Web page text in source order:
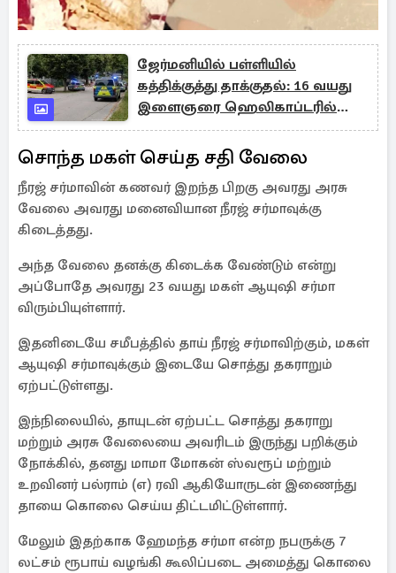
ஜேர்மனியில் பள்ளியில்
கத்திக்குத்து தாக்குதல்: 16 வயது
இளைஞரை ஹெலிகாப்டரில்
துரத்திப்பிடித்த பொலிஸார்
சொந்த மகள் செய்த சதி வேலை
நீரஜ் சர்மாவின் கணவர் இறந்த பிறகு அவரது அரசு
வேலை அவரது மனைவியான நீரஜ் சர்மாவுக்கு
கிடைத்தது.
அந்த வேலை தனக்கு கிடைக்க வேண்டும் என்று
அப்போதே அவரது 23 வயது மகள் ஆயுஷி சர்மா
விரும்பியுள்ளார்.
இதனிடையே சமீபத்தில் தாய் நீரஜ் சர்மாவிற்கும், மகள்
ஆயுஷி சர்மாவுக்கும் இடையே சொத்து தகராறும்
ஏற்பட்டுள்ளது.
இந்நிலையில், தாயுடன் ஏற்பட்ட சொத்து தகராறு
மற்றும் அரசு வேலையை அவரிடம் இருந்து பறிக்கும்
நோக்கில், தனது மாமா மோகன் ஸ்வரூப் மற்றும்
உறவினர் பல்ராம் (எ) ரவி ஆகியோருடன் இணைந்து
தாயை கொலை செய்ய திட்டமிட்டுள்ளார்.
மேலும் இதற்காக ஹேமந்த சர்மா என்ற நபருக்கு 7
லட்சம் ரூபாய் வழங்கி கூலிப்படை அமைத்து கொலை